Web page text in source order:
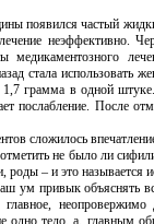
появился частый
неэффективно.
медикаментозного
стала использовать
1,7 грамма в одной
послабление. После
сложилось
не было ли
роды – и это называется
ум привык объяснять
неопровержимо
одно тело, а, главным